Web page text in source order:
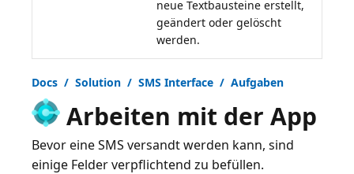
neue Textbausteine erstellt,
geändert oder gelöscht
werden.
Docs / Solution / SMS Interface / Aufgaben
Arbeiten mit der App
Bevor eine SMS versandt werden kann, sind
einige Felder verpflichtend zu befüllen.